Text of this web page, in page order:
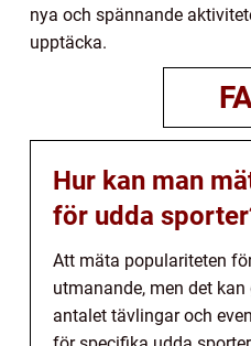
nya och spännande
upptäcka.
Hur kan man
för udda
Att mäta populariteten
utmanande, men det
antalet tävlingar och